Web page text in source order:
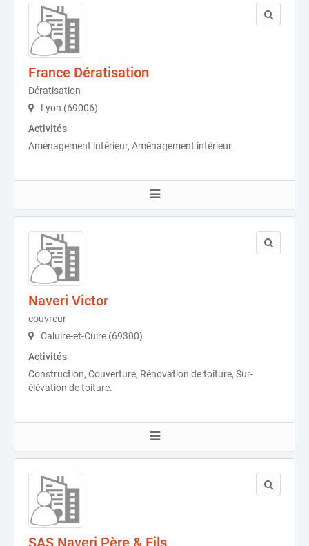
France Dératisation
Dératisation
Lyon (69006)
Activités
Aménagement intérieur, Aménagement intérieur.
Naveri Victor
couvreur
Caluire-et-Cuire (69300)
Activités
Construction, Couverture, Rénovation de toiture, Sur-
élévation de toiture.
SAS Naveri Père & Fils